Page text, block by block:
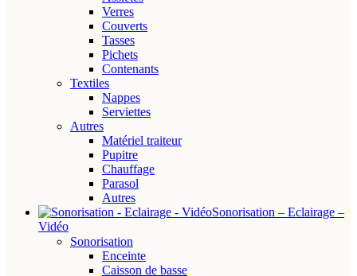
Verres
Couverts
Tasses
Pichets
Contenants
Textiles
Nappes
Serviettes
Autres
Matériel traiteur
Pupitre
Chauffage
Parasol
Autres
Sonorisation – Eclairage –
Vidéo
Sonorisation
Enceinte
Caisson de basse